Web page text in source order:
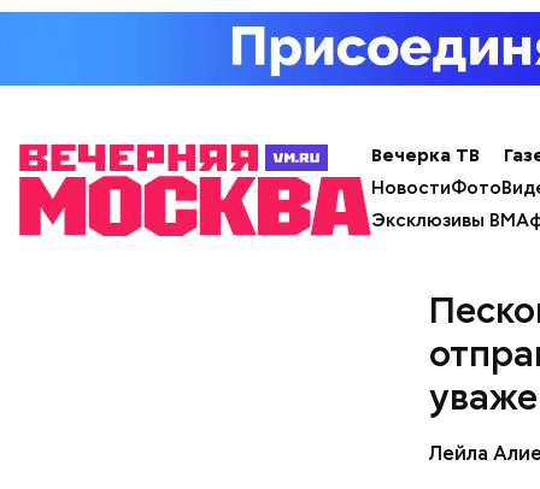
Вечерка ТВ
НовостиФото
Эксклюзивы ВМ
Лейла
—
тушеном,